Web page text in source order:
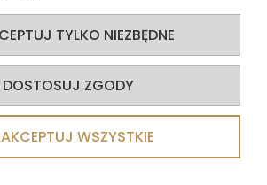
mm/12
TYLKO NIEZBĘDNE
DOSTOSUJ ZGODY
WSZYSTKIE